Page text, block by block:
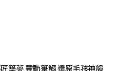
築夢 靈動筆觸 還原毛孩神韻